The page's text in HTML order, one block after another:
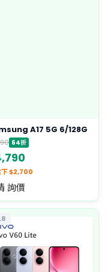
A17 5G 6/128G
64折
下 $2,700
詢價